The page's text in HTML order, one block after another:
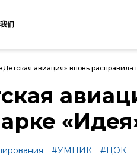
们
авиация» вновь расправила
#УМНИК #ЦОК